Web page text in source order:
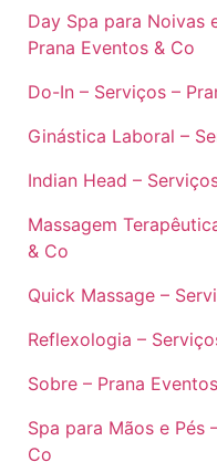
Day Spa para Noivas
Prana Eventos & Co
Do-In – Serviços –
Ginástica Laboral –
Indian Head –
Massagem
& Co
Quick Massage –
Reflexologia –
Sobre – Prana
Spa para Mãos e Pés
Co